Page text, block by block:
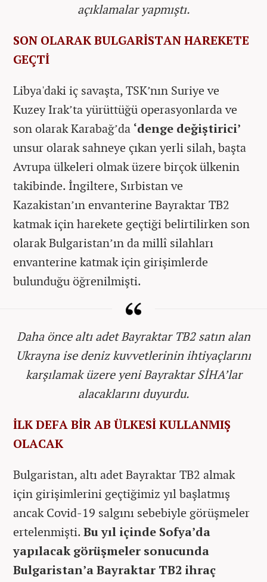
açıklamalar yapmıştı.
SON OLARAK BULGARİSTAN HAREKETE
GEÇTİ
Libya'daki iç savaşta, TSK’nın Suriye ve
Kuzey Irak’ta yürüttüğü operasyonlarda ve
son olarak Karabağ’da ‘denge değiştirici’
unsur olarak sahneye çıkan yerli silah, başta
Avrupa ülkeleri olmak üzere birçok ülkenin
takibinde. İngiltere, Sırbistan ve
Kazakistan’ın envanterine Bayraktar TB2
katmak için harekete geçtiği belirtilirken son
olarak Bulgaristan’ın da millî silahları
envanterine katmak için girişimlerde
bulunduğu öğrenilmişti.
Daha önce altı adet Bayraktar TB2 satın alan
Ukrayna ise deniz kuvvetlerinin ihtiyaçlarını
karşılamak üzere yeni Bayraktar SİHA’lar
alacaklarını duyurdu.
İLK DEFA BİR AB ÜLKESİ KULLANMIŞ
OLACAK
Bulgaristan, altı adet Bayraktar TB2 almak
için girişimlerini geçtiğimiz yıl başlatmış
ancak Covid-19 salgını sebebiyle görüşmeler
ertelenmişti.Bu yıl içinde Sofya’da
yapılacak görüşmeler sonucunda
Bulgaristan’a Bayraktar TB2 ihraç